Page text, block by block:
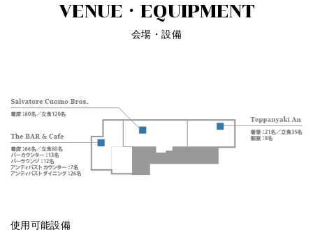
VENUE・EQUIPMENT
会場・設備
使用可能設備